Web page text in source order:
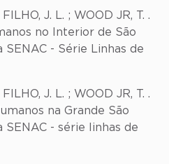
J. L. ; WOOD JR, T. .
no Interior de São
SENAC - Série Linhas de
J. L. ; WOOD JR, T. .
na Grande São
SENAC - série linhas de